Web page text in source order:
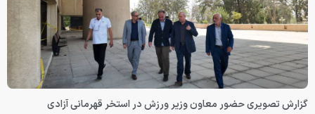
گزارش تصویری حضور معاون وزیر ورزش در استخر قهرمانی آزادی